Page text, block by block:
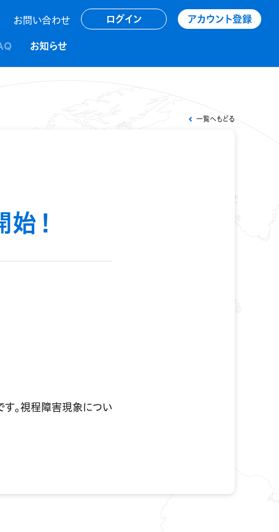
お問い合わせ ログイン アカウント登録
お知らせ
一覧へもどる
！
。視程障害現象につい